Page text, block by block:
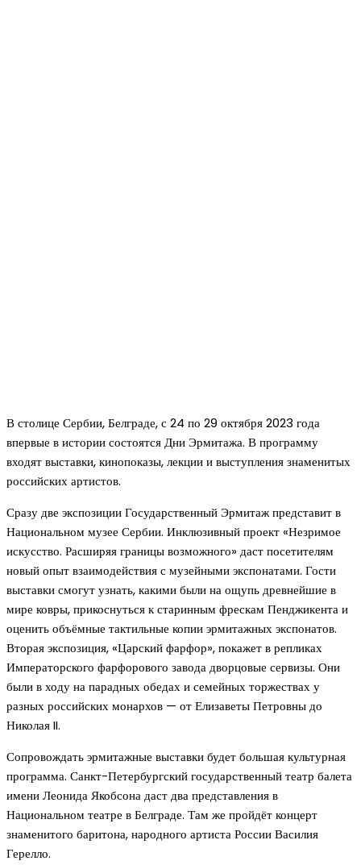
В столице Сербии, Белграде, с 24 по 29 октября 2023 года
впервые в истории состоятся Дни Эрмитажа. В программу
входят выставки, кинопоказы, лекции и выступления знаменитых
российских артистов.
Сразу две экспозиции Государственный Эрмитаж представит в
Национальном музее Сербии. Инклюзивный проект «Незримое
искусство. Расширяя границы возможного» даст посетителям
новый опыт взаимодействия с музейными экспонатами. Гости
выставки смогут узнать, какими были на ощупь древнейшие в
мире ковры, прикоснуться к старинным фрескам Пенджикента и
оценить объёмные тактильные копии эрмитажных экспонатов.
Вторая экспозиция, «Царский фарфор», покажет в репликах
Императорского фарфорового завода дворцовые сервизы. Они
были в ходу на парадных обедах и семейных торжествах у
разных российских монархов — от Елизаветы Петровны до
Николая II.
Сопровождать эрмитажные выставки будет большая культурная
программа. Санкт-Петербургский государственный театр балета
имени Леонида Якобсона даст два представления в
Национальном театре в Белграде. Там же пройдёт концерт
знаменитого баритона, народного артиста России Василия
Герелло.